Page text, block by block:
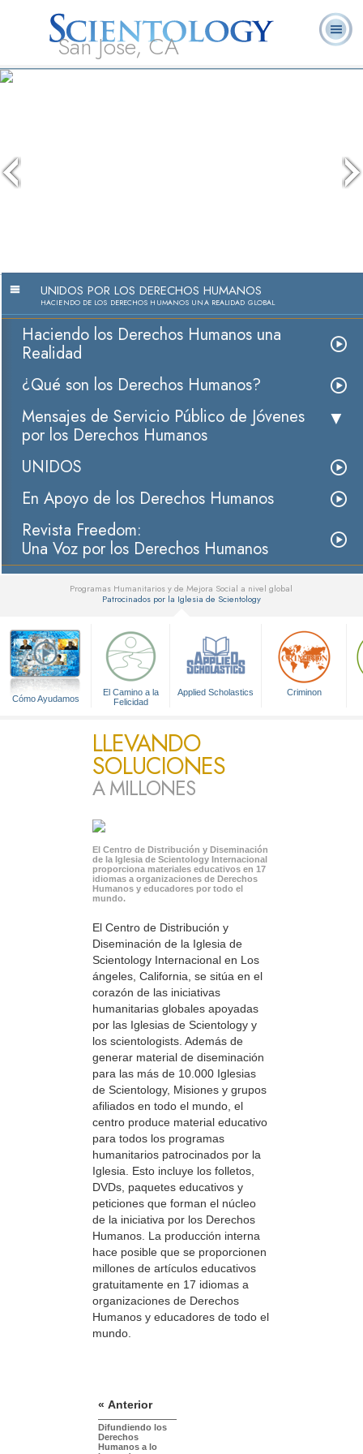
San Jose, CA
Acerca de
Nosotros
UNIDOS POR LOS DERECHOS HUMANOS
HACIENDO DE LOS DERECHOS HUMANOS UNA REALIDAD GLOBAL
Haciendo los Derechos Humanos una
Realidad
¿Qué son los Derechos Humanos?
Mensajes de Servicio Público de Jóvenes
por los Derechos Humanos
UNIDOS
En Apoyo de los Derechos Humanos
Revista Freedom:
Una Voz por los Derechos Humanos
Programas Humanitarios y de Mejora Social a nivel global
Patrocinados por la Iglesia de Scientology
Cómo Ayudamos
El Camino a la
Felicidad
Applied Scholastics Criminon
LLEVANDO
SOLUCIONES
A MILLONES
El Centro de Distribución y Diseminación
de la Iglesia de Scientology Internacional
proporciona materiales educativos en 17
idiomas a organizaciones de Derechos
Humanos y educadores por todo el
mundo.
El Centro de Distribución y
Diseminación de la Iglesia de
Scientology Internacional en Los
ángeles, California, se sitúa en el
corazón de las iniciativas
humanitarias globales apoyadas
por las Iglesias de Scientology y
los scientologists. Además de
generar material de diseminación
para las más de 10.000 Iglesias
de Scientology, Misiones y grupos
afiliados en todo el mundo, el
centro produce material educativo
para todos los programas
humanitarios patrocinados por la
Iglesia. Esto incluye los folletos,
DVDs, paquetes educativos y
peticiones que forman el núcleo
de la iniciativa por los Derechos
Humanos. La producción interna
hace posible que se proporcionen
millones de artículos educativos
gratuitamente en 17 idiomas a
organizaciones de Derechos
Humanos y educadores de todo el
mundo.
« Anterior
Difundiendo los
Derechos
Humanos a lo